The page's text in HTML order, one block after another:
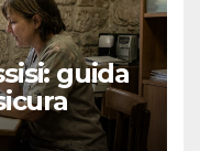
guida